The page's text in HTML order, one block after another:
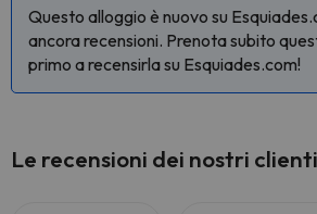
Questo alloggio è nuovo su
ancora recensioni. Prenota subito
primo a recensirla su Esquiades.com!
Le recensioni dei nostri clienti